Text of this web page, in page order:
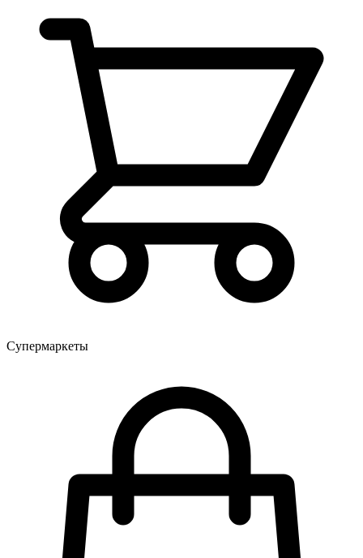
Супермаркеты